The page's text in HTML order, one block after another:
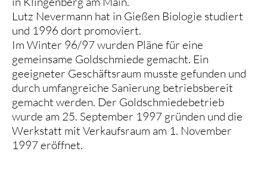
Lutz Nevermann hat in Gießen Biologie studiert
und 1996 dort promoviert.
Im Winter 96/97 wurden Pläne für eine
gemeinsame Goldschmiede gemacht. Ein
geeigneter Geschäftsraum musste gefunden und
durch umfangreiche Sanierung betriebsbereit
gemacht werden. Der Goldschmiedebetrieb
wurde am 25. September 1997 gründen und die
Werkstatt mit Verkaufsraum am 1. November
1997 eröffnet.